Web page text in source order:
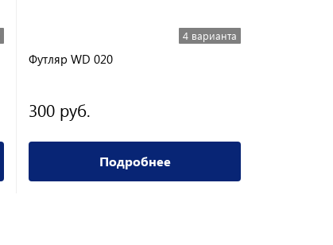
4 варианта
Футляр WD 020
300 руб.
Подробнее